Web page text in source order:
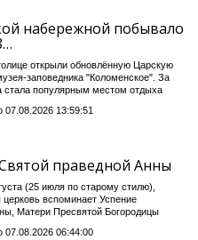
набережной побывало
открыли обновлённую Царскую
заповедника "Коломенское". За
стала популярным местом отдыха
07.08.2026 13:59:51
праведной Анны
(25 июля по старому стилю),
церковь вспоминает Успение
Матери Пресвятой Богородицы
07.08.2026 06:44:00